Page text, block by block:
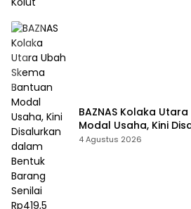
BAZNAS Kolaka
Modal Usaha, Kini
Barang Senilai
4 Agustus 2026